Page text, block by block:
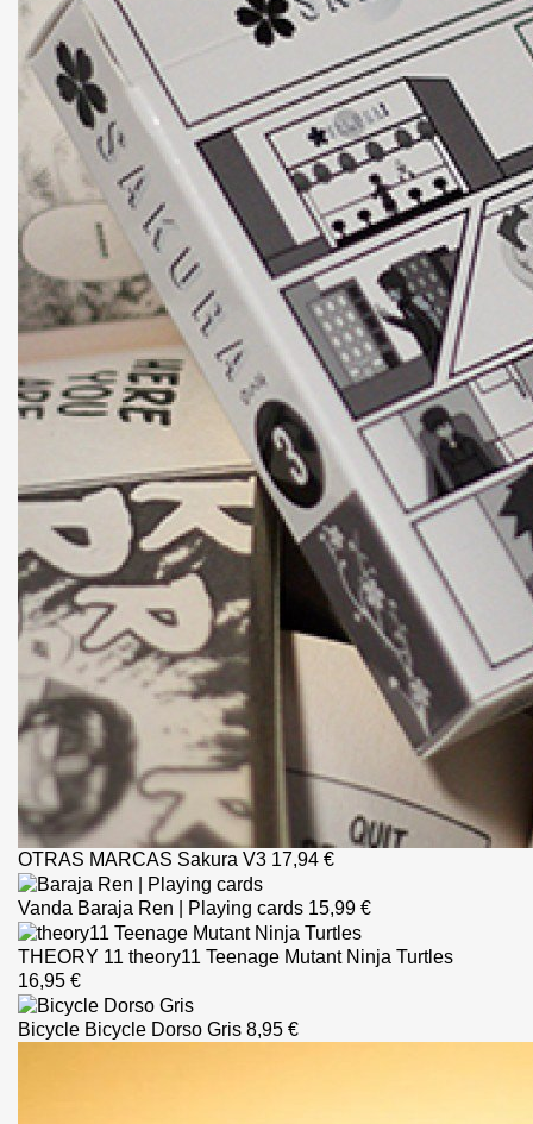
OTRAS MARCAS Sakura V3 17,94 €
Vanda Baraja Ren | Playing cards 15,99 €
THEORY 11 theory11 Teenage Mutant Ninja Turtles
16,95 €
Bicycle Bicycle Dorso Gris 8,95 €